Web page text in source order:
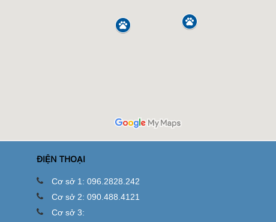
ĐIỆN THOẠI
Cơ sở 1: 096.2828.242
Cơ sở 2: 090.488.4121
Cơ sở 3: